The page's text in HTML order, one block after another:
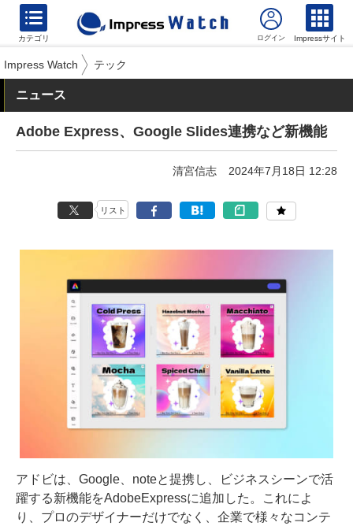
カテゴリ Impressサイト
Impress Watch テック
ニュース
Adobe Express、Google Slides連携など新機能
清宮信志 2024年7月18日 12:28
リスト
アドビは、Google、noteと提携し、ビジネスシーンで活
躍する新機能をAdobeExpressに追加した。これによ
り、プロのデザイナーだけでなく、企業で様々なコンテ